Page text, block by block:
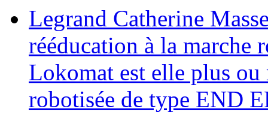
Legrand Catherine
rééducation à la marche
Lokomat est elle plus
robotisée de type END